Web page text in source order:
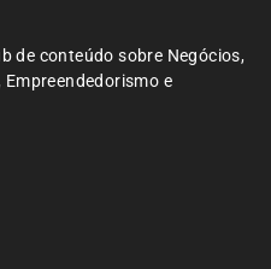
de conteúdo sobre Negócios,
e